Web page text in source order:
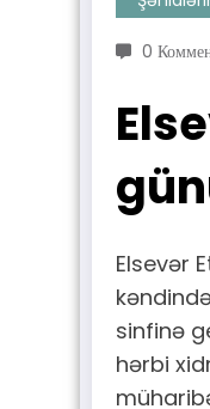
0
Elsevər
sinfinə
hərbi